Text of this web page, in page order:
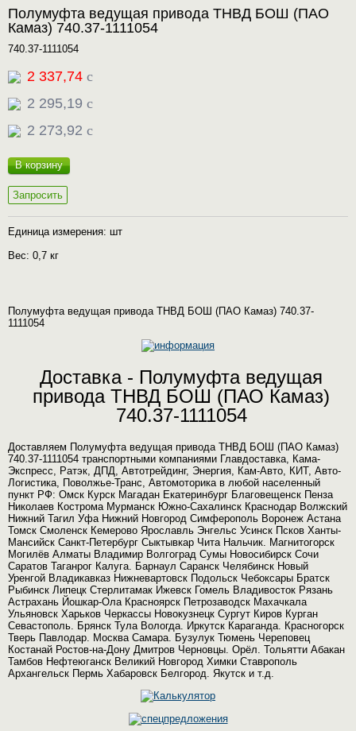
Полумуфта ведущая привода ТНВД БОШ (ПАО
Камаз) 740.37-1111054
740.37-1111054
2 337,74 c
2 295,19 c
2 273,92 c
В корзину
Запросить
Единица измерения: шт
Вес: 0,7 кг
Полумуфта ведущая привода ТНВД БОШ (ПАО Камаз) 740.37-
1111054
Доставка - Полумуфта ведущая
привода ТНВД БОШ (ПАО Камаз)
740.37-1111054
Доставляем Полумуфта ведущая привода ТНВД БОШ (ПАО Камаз)
740.37-1111054 транспортными компаниями Главдоставка, Кама-
Экспресс, Ратэк, ДПД, Автотрейдинг, Энергия, Кам-Авто, КИТ, Авто-
Логистика, Поволжье-Транс, Автомоторика в любой населенный
пункт РФ: Омск Курск Магадан Екатеринбург Благовещенск Пенза
Николаев Кострома Мурманск Южно-Сахалинск Краснодар Волжский
Нижний Тагил Уфа Нижний Новгород Симферополь Воронеж Астана
Томск Смоленск Кемерово Ярославль Энгельс Усинск Псков Ханты-
Мансийск Санкт-Петербург Сыктывкар Чита Нальчик. Магнитогорск
Могилёв Алматы Владимир Волгоград Сумы Новосибирск Сочи
Саратов Таганрог Калуга. Барнаул Саранск Челябинск Новый
Уренгой Владикавказ Нижневартовск Подольск Чебоксары Братск
Рыбинск Липецк Стерлитамак Ижевск Гомель Владивосток Рязань
Астрахань Йошкар-Ола Красноярск Петрозаводск Махачкала
Ульяновск Харьков Черкассы Новокузнецк Сургут Киров Курган
Севастополь. Брянск Тула Вологда. Иркутск Караганда. Красногорск
Тверь Павлодар. Москва Самара. Бузулук Тюмень Череповец
Костанай Ростов-на-Дону Дмитров Черновцы. Орёл. Тольятти Абакан
Тамбов Нефтеюганск Великий Новгород Химки Ставрополь
Архангельск Пермь Хабаровск Белгород. Якутск и т.д.